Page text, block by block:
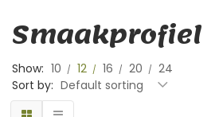
Smaakprofiel
Show: 10 12 16 20
24
Sort by: Default sorting